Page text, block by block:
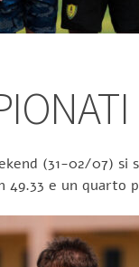
(31-02/07) si
49.33 e un quarto